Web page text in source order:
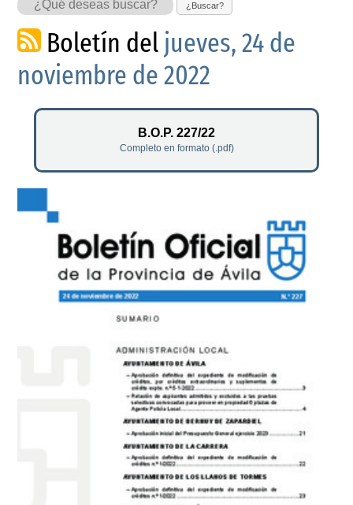
¿Buscar?
Boletín del jueves, 24 de
noviembre de 2022
B.O.P. 227/22
Completo en formato (.pdf)